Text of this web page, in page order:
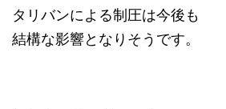
タリバンによる制圧は今後も
結構な影響となりそうです。